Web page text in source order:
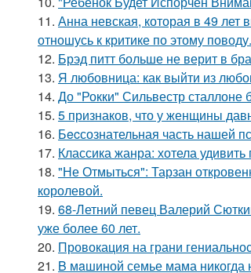
11. Анна невская, которая в 49 лет
отношусь к критике по этому поводу.
12. Брэд питт больше не верит в
13. Я любовница: как выйти из
14. До "Рокки" Сильвестр сталлоне
15. 5 признаков, что у женщины
16. Бecсознательная часть нашей
17. Классика жанра: хотела
18. "Не Отмыться": Тарзан
королевой.
19. 68-Летний певец Валерий
уже более 60 лет.
20. Провокация на грани
21. B мaшиной семье мама никогда